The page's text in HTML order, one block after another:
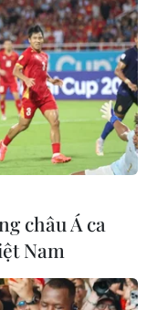
hay Chính phủ
thiết bị khỏi căn
vài tuần tới.
châu Á ca
Nam